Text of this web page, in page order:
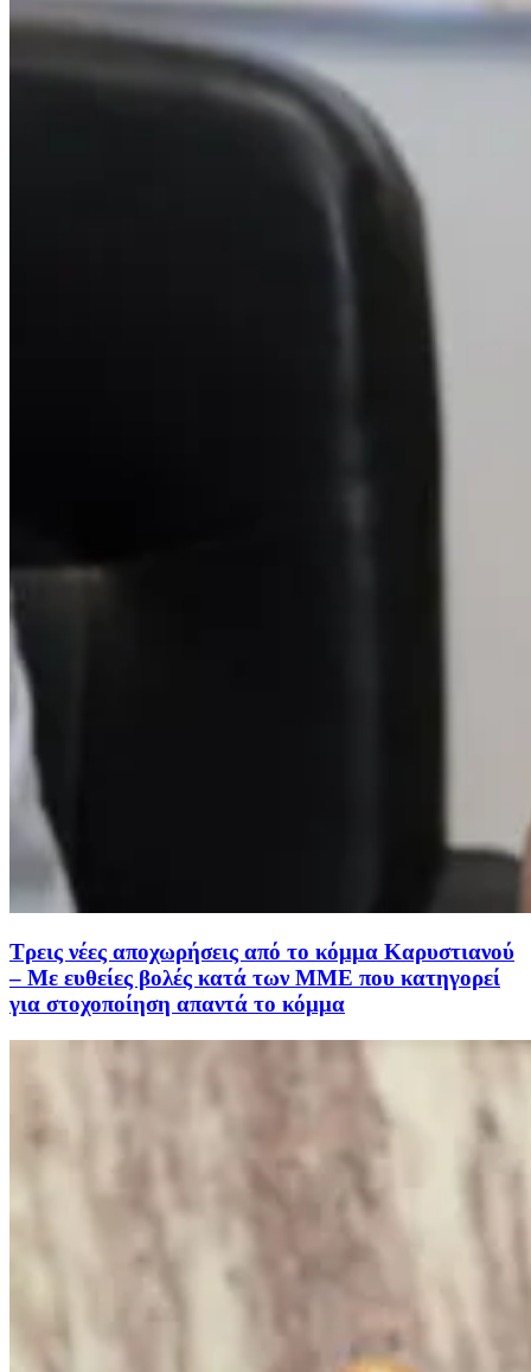
Τρεις νέες αποχωρήσεις από το κόμμα Καρυστιανού
– Με ευθείες βολές κατά των ΜΜΕ που κατηγορεί
για στοχοποίηση απαντά το κόμμα